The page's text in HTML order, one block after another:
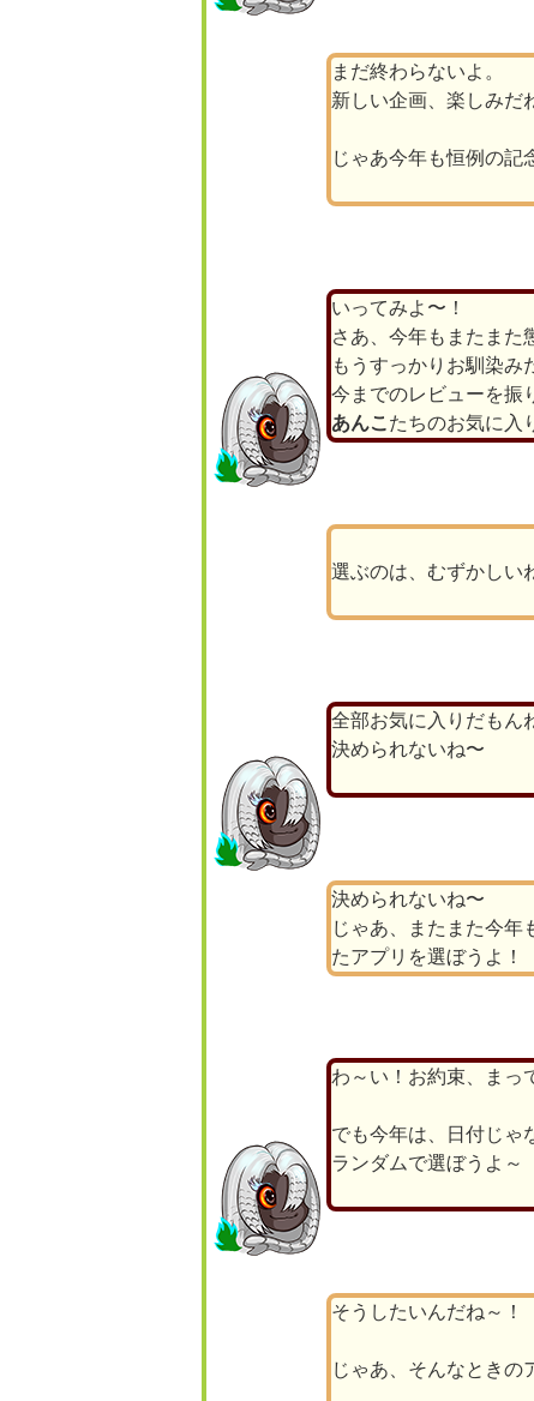
まだ終わらないよ。
新しい企画、楽しみだ
じゃあ今年も恒例の記
いってみよ〜！
さあ、今年もまたまた
もうすっかりお馴染み
今までのレビューを振
あんこ たちのお気に入
選ぶのは、むずかしい
全部お気に入りだもん
決められないね〜
決められないね〜
じゃあ、またまた今年
たアプリを選ぼうよ！
わ～い！お約束、まっ
でも今年は、日付じゃ
ランダムで選ぼうよ～
そうしたいんだね～！
じゃあ、そんなときの